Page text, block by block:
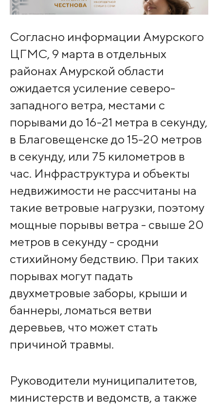
Согласно информации Амурского
ЦГМС, 9 марта в отдельных
районах Амурской области
ожидается усиление северо-
западного ветра, местами с
порывами до 16-21 метра в секунду,
в Благовещенске до 15-20 метров
в секунду, или 75 километров в
час. Инфраструктура и объекты
недвижимости не рассчитаны на
такие ветровые нагрузки, поэтому
мощные порывы ветра - свыше 20
метров в секунду - сродни
стихийному бедствию. При таких
порывах могут падать
двухметровые заборы, крыши и
баннеры, ломаться ветви
деревьев, что может стать
причиной травмы.
Руководители муниципалитетов,
министерств и ведомств, а также